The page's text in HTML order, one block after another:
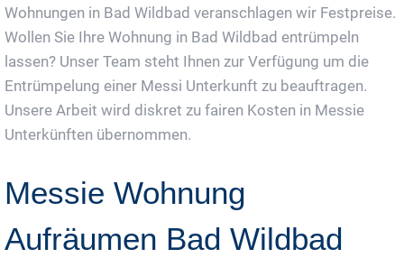
Wohnungen in Bad Wildbad veranschlagen wir Festpreise.
Wollen Sie Ihre Wohnung in Bad Wildbad entrümpeln
lassen? Unser Team steht Ihnen zur Verfügung um die
Entrümpelung einer Messi Unterkunft zu beauftragen.
Unsere Arbeit wird diskret zu fairen Kosten in Messie
Unterkünften übernommen.
Messie Wohnung
Aufräumen Bad Wildbad